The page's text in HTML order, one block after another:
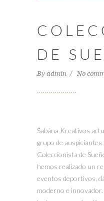
DE
By admin No
Sabána Kreativos
grupo de
Coleccionista de
hemos realizado un
eventos deportivos,
moderno e